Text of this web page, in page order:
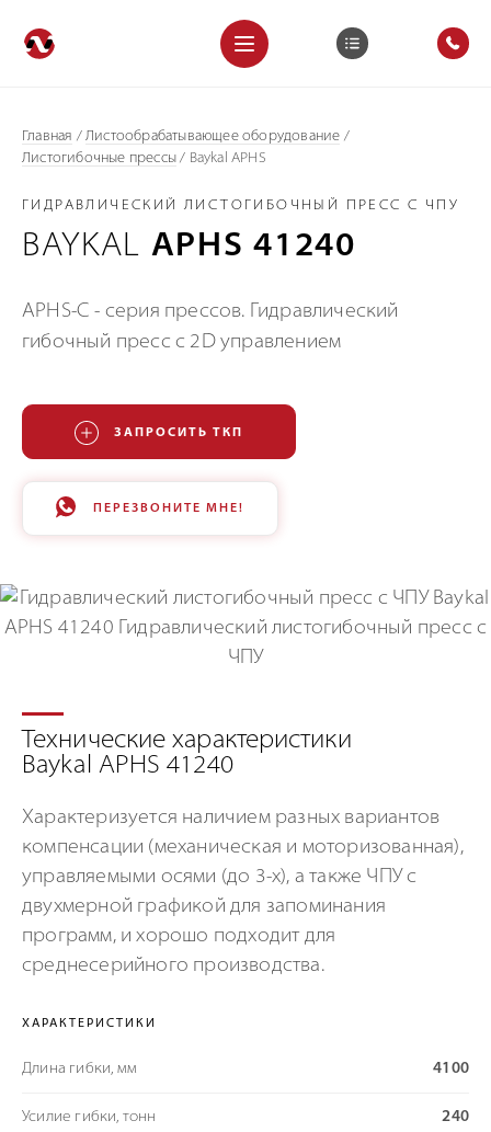
Главная /Листообрабатывающее оборудование /
Листогибочные прессы / Baykal APHS
ГИДРАВЛИЧЕСКИЙ ЛИСТОГИБОЧНЫЙ ПРЕСС С ЧПУ
BAYKAL APHS 41240
APHS-C - серия прессов. Гидравлический
гибочный пресс с 2D управлением
ЗАПРОСИТЬ ТКП
ПЕРЕЗВОНИТЕ МНЕ!
Технические характеристики
Baykal APHS 41240
Характеризуется наличием разных вариантов
компенсации (механическая и моторизованная),
управляемыми осями (до 3-х), а также ЧПУ с
двухмерной графикой для запоминания
программ, и хорошо подходит для
среднесерийного производства.
ХАРАКТЕРИСТИКИ
Длина гибки, мм 4100
Усилие гибки, тонн 240